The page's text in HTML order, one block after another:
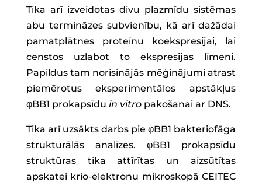
Tika arī izveidotas divu plazmīdu sistēmas
abu termināzes subvienību, kā arī dažādai
pamatplātnes proteīnu koekspresijai, lai
censtos uzlabot to ekspresijas līmeni.
Papildus tam norisinājās mēģinājumi atrast
piemērotus eksperimentālos apstākļus
φBB1 prokapsīdu in vitropakošanai ar DNS.
Tika arī uzsākts darbs pie φBB1 bakteriofāga
strukturālās analīzes. φBB1 prokapsīdu
struktūras tika attīrītas un aizsūtītas
apskatei krio-elektronu mikroskopā CEITEC